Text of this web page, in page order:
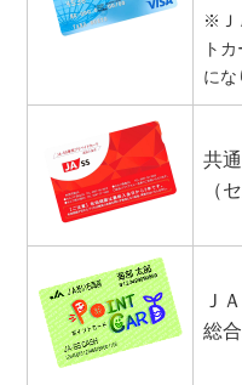
※Ｊ
ト
にな
共
（
Ｊ
総